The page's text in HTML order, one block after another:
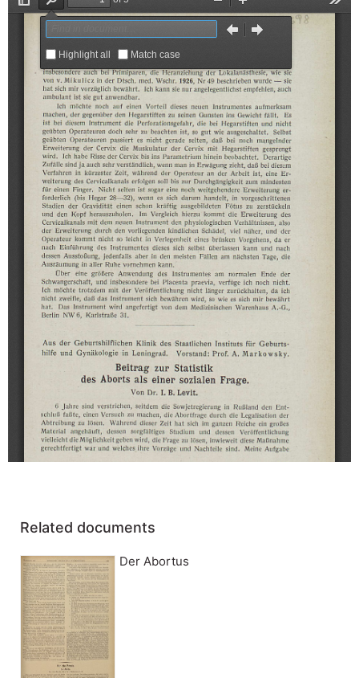
Related documents
Der Abortus